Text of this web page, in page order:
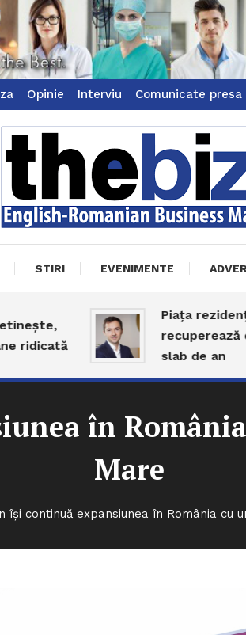
Opinie Interviu Comunicate presa
STIRI EVENIMENTE
Piața rezidențială
recuperează
slab de an
în
Mare
își continuă expansiunea în România cu